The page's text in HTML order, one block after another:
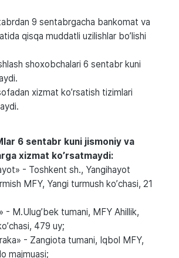
9 sentabrgacha bankomat va
qisqa muddatli uzilishlar boʼlishi
shoxobchalari 6 sentabr kuni
xizmat koʼrsatish tizimlari
6 sentabr kuni jismoniy va
xizmat koʼrsatmaydi:
- Toshkent sh., Yangihayot
MFY, Yangi turmush koʼchasi, 21
- M.Ulugʼbek tumani, MFY Аhillik,
479 uy;
- Zangiota tumani, Iqbol MFY,
majmuasi;